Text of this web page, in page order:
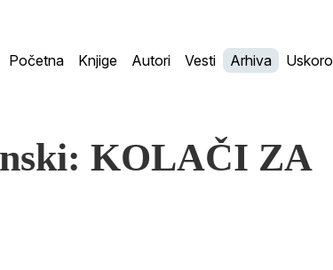
Početna Knjige Autori Vesti Arhiva Uskoro
KOLAČI ZA